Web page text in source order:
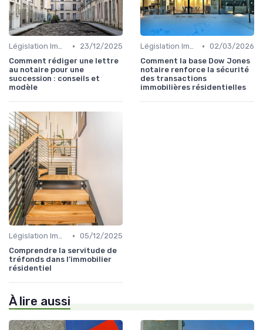
Législation Immobilière •
23/12/2025
Comment rédiger une lettre
au notaire pour une
succession : conseils et
modèle
Législation Immobilière • 02/03/2026
Comment la base Dow Jones
notaire renforce la sécurité
des transactions
immobilières résidentielles
Législation Immobilière • 05/12/2025
Comprendre la servitude de
tréfonds dans l’immobilier
résidentiel
À lire aussi